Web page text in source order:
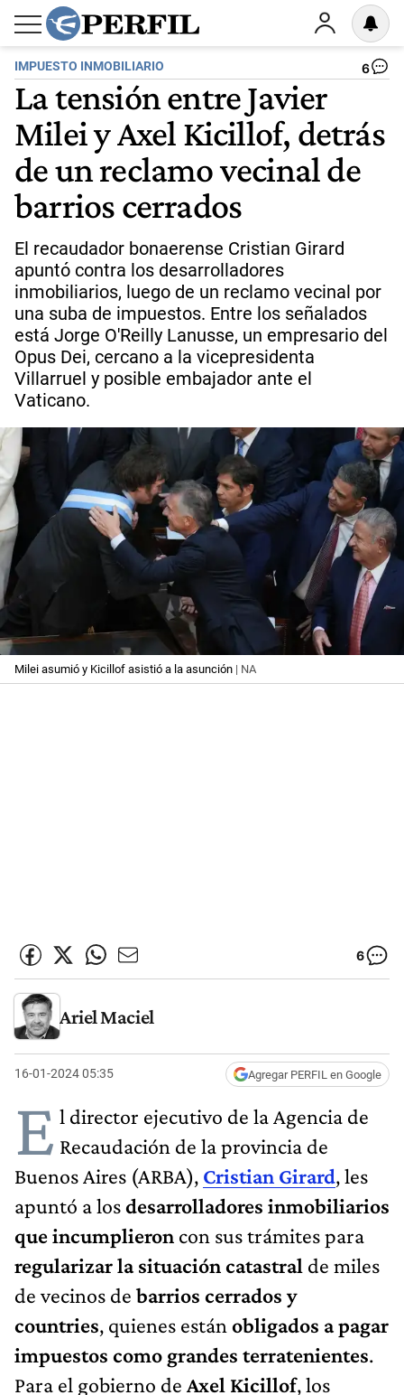
IMPUESTO INMOBILIARIO 6
La tensión entre Javier
Milei y Axel Kicillof, detrás
de un reclamo vecinal de
barrios cerrados
El recaudador bonaerense Cristian Girard
apuntó contra los desarrolladores
inmobiliarios, luego de un reclamo vecinal por
una suba de impuestos. Entre los señalados
está Jorge O'Reilly Lanusse, un empresario del
Opus Dei, cercano a la vicepresidenta
Villarruel y posible embajador ante el
Vaticano.
Milei asumió y Kicillof asistió a la asunción | NA
6
Ariel Maciel
16-01-2024 05:35 Agregar PERFIL en Google
E l director ejecutivo de la Agencia de
Recaudación de la provincia de
Buenos Aires (ARBA), Cristian Girard, les
apuntó a losdesarrolladores inmobiliarios
que incumplieron con sus trámites para
regularizar la situación catastral de miles
de vecinos de barrios cerrados y
countries, quienes están obligados a pagar
impuestos como grandes terratenientes.
Para el gobierno de Axel Kicillof, los